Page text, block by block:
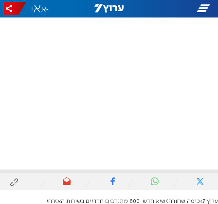
-
+
ערוץ 7 כיפה שחורה שיא חדש: 800 מתנדבים חרדיים בשירות האזרחי